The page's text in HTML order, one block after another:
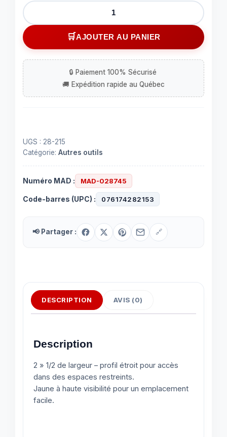
quantité
de
Outil
à
AJOUTER AU PANIER
UGS : 28-215
Catégorie: Autres outils
Numéro MAD : MAD-028745
Code-barres (UPC) : 076174282153
📢 Partager : 🔗
DESCRIPTION AVIS (0)
Description
2 » 1/2 de largeur – profil étroit pour accès
dans des espaces restreints.
Jaune à haute visibilité pour un emplacement
facile.